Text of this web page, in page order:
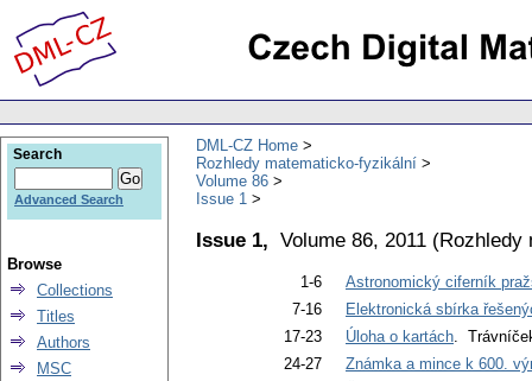
DML-CZ Home
Rozhledy matematicko-fyzikální
Volume 86
Issue 1
Issue 1, Volume 86, 2011 (Rozhledy
1-6
Astronomický ciferník
7-16
Elektronická sbírka
17-23
Úloha o kartách.
24-27
Známka a mince k 600.
Search
Advanced Search
Browse
Collections
Titles
Authors
MSC